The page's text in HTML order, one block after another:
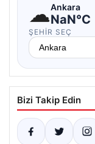
☁Ankara
NaN°C
ŞEHIR SEÇ
Bizi Takip Edin